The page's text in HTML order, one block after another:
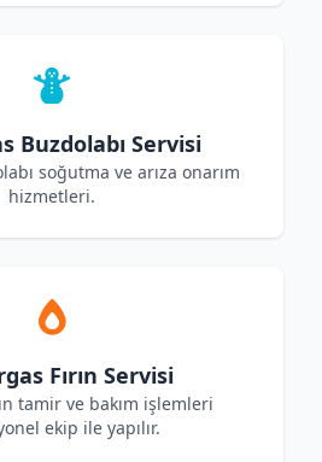
Buzdolabı Servisi
soğutma ve arıza onarım
hizmetleri.
Fırın Servisi
tamir ve bakım işlemleri
ekip ile yapılır.